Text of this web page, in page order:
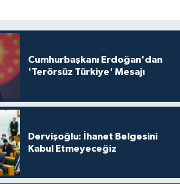
Cumhurbaşkanı Erdoğan'dan
'Terörsüz Türkiye' Mesajı
Dervişoğlu: İhanet Belgesini
Kabul Etmeyeceğiz